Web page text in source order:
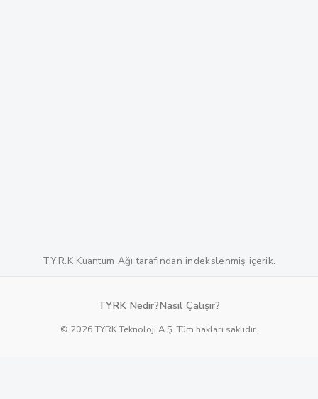
T.Y.R.K Kuantum Ağı tarafından indekslenmiş içerik.
TYRK Nedir?Nasıl Çalışır?
© 2026 TYRK Teknoloji A.Ş. Tüm hakları saklıdır.
Beni Hatırla